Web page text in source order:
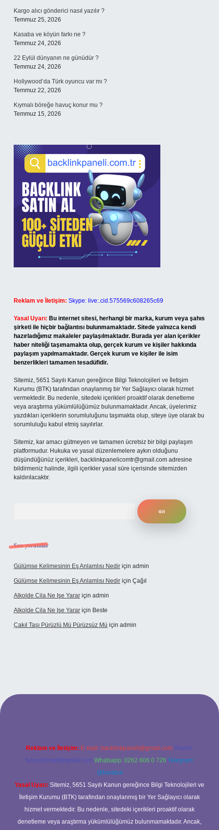
Kargo alıcı gönderici nasıl yazılır ?
Temmuz 25, 2026
Kasaba ve köyün farkı ne ?
Temmuz 24, 2026
22 Eylül dünyanın ne günüdür ?
Temmuz 24, 2026
Hollywood’da Türk oyuncu var mı ?
Temmuz 22, 2026
Kıymalı böreğe havuç konur mu ?
Temmuz 15, 2026
Reklam ve İletişim: Skype: live:.cid.575569c608265c69
Yasal Uyarı: Bu internet sitesi, herhangi bir marka, kurum veya şahıs
şirketi ile hiçbir bağlantısı bulunmamaktadır. Sitede yalnızca kendi
hazırladığımız makaleler paylaşılmaktadır. Burada yer alan içerikler
haber niteliği taşımamakta olup, gerçek kurum ve kişiler hakkında
paylaşım yapılmamaktadır. Gerçek kurum ve kişiler ile isim
benzerlikleri tamamen tesadüfidir.
Sitemiz, 5651 Sayılı Kanun gereğince Bilgi Teknolojileri ve İletişim
Kurumu (BTK) tarafından onaylanmış bir Yer Sağlayıcı olarak hizmet
vermektedir. Bu nedenle, sitedeki içerikleri proaktif olarak denetleme
veya araştırma yükümlülüğümüz bulunmamaktadır. Ancak, üyelerimiz
yazdıkları içeriklerin sorumluluğunu taşımakta olup, siteye üye olarak bu
sorumluluğu kabul etmiş sayılırlar.
Sitemiz, kar amacı gütmeyen ve tamamen ücretsiz bir bilgi paylaşım
platformudur. Hukuka ve yasal düzenlemelere aykırı olduğunu
düşündüğünüz içerikleri, backlinkpanelicomtr@gmail.com adresine
bildirmeniz halinde, ilgili içerikler yasal süre içerisinde sitemizden
kaldırılacaktır.
Son yorumlar
Gülümse Kelimesinin Eş Anlamlısı Nedir için admin
Gülümse Kelimesinin Eş Anlamlısı Nedir için Çağıl
Alkolde Cila Ne Işe Yarar için admin
Alkolde Cila Ne Işe Yarar için Beste
Çakıl Taşı Pürüzlü Mü Pürüzsüz Mü için admin
Reklam ve İletişim: E-mail: backlinkpaneli@gmail.com Teams:
forumhizmeti@gmail.com Whatsapp: 0262 606 0 726 Telegram:
@karabul
Yasal Uyarı: Sitemiz, 5651 Sayılı Kanun gereğince Bilgi Teknolojileri ve
İletişim Kurumu (BTK) tarafından onaylanmış bir Yer Sağlayıcı olarak
hizmet vermektedir. Bu nedenle, sitedeki içerikleri proaktif olarak
denetleme veya araştırma yükümlülüğümüz bulunmamaktadır. Ancak,